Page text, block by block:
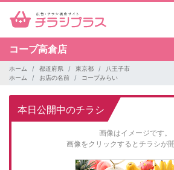
コープ高倉店
ホーム 都道府県 東京都
八王子市
ホーム
お店の名前 コープみらい
本日公開中のチラシ
画像はイメージです。
画像をクリックするとチラシが開